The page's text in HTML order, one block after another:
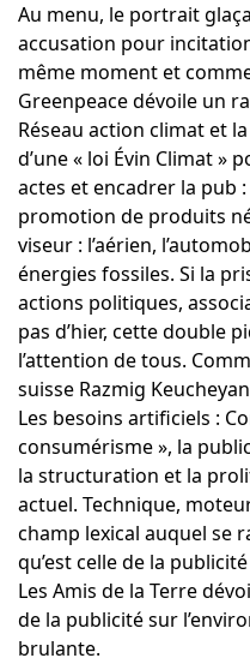
Au menu, le portrait
accusation pour
même moment et
Greenpeace dévoile un
Réseau action climat et
d’une « loi Évin Climat »
actes et encadrer la pub
promotion de produits
viseur : l’aérien,
énergies fossiles. Si la
actions politiques,
pas d’hier, cette double
l’attention de tous.
suisse Razmig
Les besoins artificiels :
consumérisme », la
la structuration et la
actuel. Technique,
champ lexical auquel se
qu’est celle de la
Les Amis de la Terre
de la publicité sur
brulante.